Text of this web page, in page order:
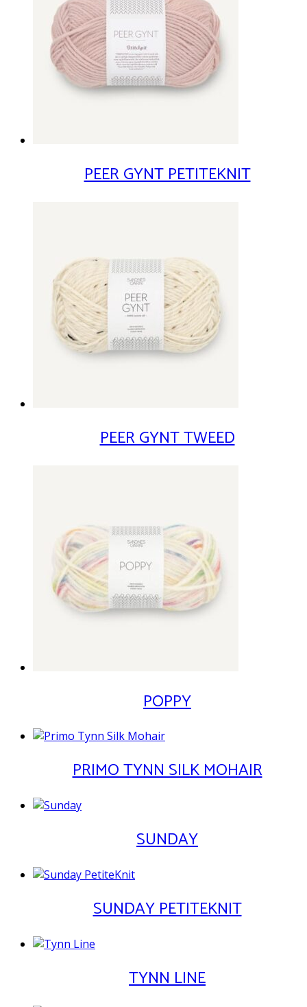
PEER GYNT PETITEKNIT
PEER GYNT TWEED
POPPY
PRIMO TYNN SILK MOHAIR
SUNDAY
SUNDAY PETITEKNIT
TYNN LINE